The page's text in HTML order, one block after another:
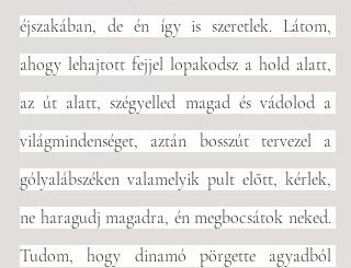
éjszakában, de én így is szeretlek. Látom,
ahogy lehajtott fejjel lopakodsz a hold alatt,
az út alatt, szégyelled magad és vádolod a
világmindenséget, aztán bosszút tervezel a
gólyalábszéken valamelyik pult előtt, kérlek,
ne haragudj magadra, én megbocsátok neked.
Tudom, hogy dinamó pörgette agyadból